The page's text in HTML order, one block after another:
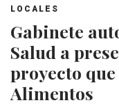
LOCALES
Gabinete
Salud a
proyecto
Alimentos